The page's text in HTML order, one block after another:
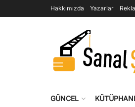
Hakkımızda Yazarlar
GÜNCEL